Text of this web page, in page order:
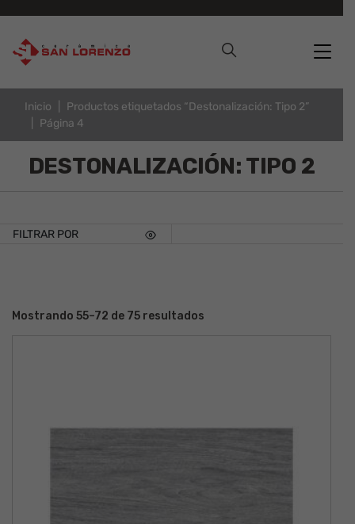
Inicio
Productos etiquetados “Destonalización: Tipo 2”
Página 4
DESTONALIZACIÓN: TIPO 2
FILTRAR POR
Mostrando 55–72 de 75 resultados